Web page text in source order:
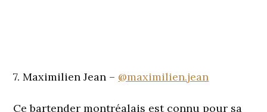
7. Maximilien Jean – @maximilien.jean
Ce bartender montréalais est connu pour sa